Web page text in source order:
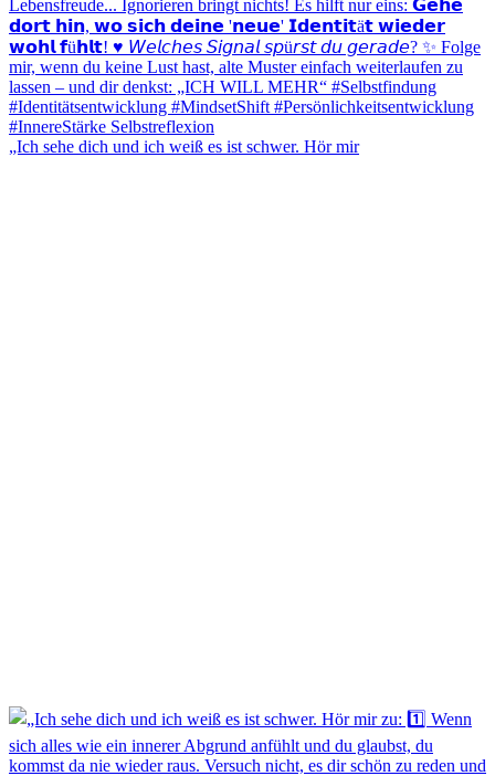
„Ich sehe dich und ich weiß es ist schwer. Hör mir